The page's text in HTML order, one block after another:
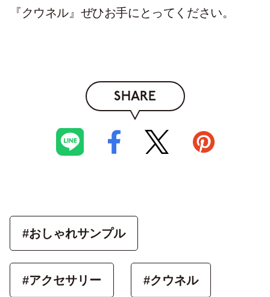
『クウネル』ぜひお手にとってください。
SHARE
#おしゃれサンプル
#アクセサリー #クウネル